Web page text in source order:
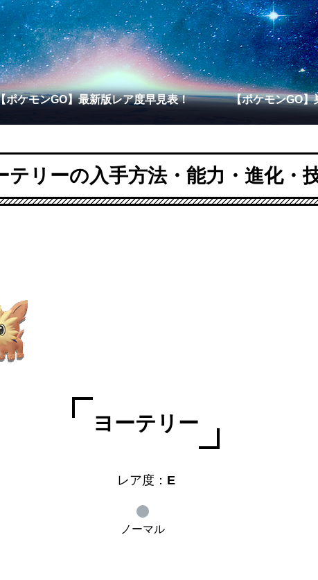
ポケモンGO】最新版レア度早見表！ 【ポケモンGO】
テリーの入手方法・能力・進化・
ヨーテリー
レア度： E
ノーマル